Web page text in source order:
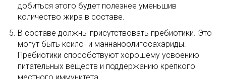
добиться этого будет полезнее уменьшив
количество жира в составе.
В составе должны присутствовать пребиотики. Это
могут быть ксило- и маннаноолигосахариды.
Пребиотики способствуют хорошему усвоению
питательных веществ и поддержанию крепкого
местного иммунитета.